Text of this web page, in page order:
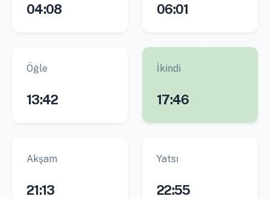
04:08 06:01
Öğle
13:42
İkindi
17:46
Akşam
21:13
Yatsı
22:55